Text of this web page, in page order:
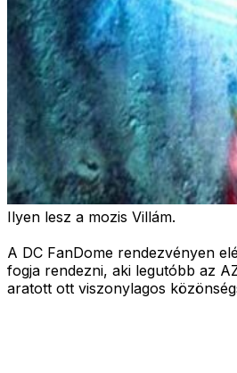
Ilyen lesz a mozis Villám.
A DC FanDome rendezvényen
fogja rendezni, aki legutóbb az
aratott ott viszonylagos